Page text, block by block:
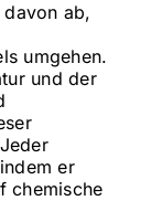
davon ab,
umgehen.
und der
er
chemische